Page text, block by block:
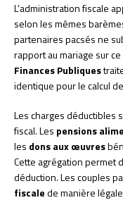
L’administration fiscale
selon les mêmes
partenaires pacsés ne
rapport au mariage sur
Finances Publiques
identique pour le calcul
Les charges déductibles
fiscal. Les pensions
les dons aux œuvres
Cette agrégation permet
déduction. Les couples
fiscalede manière